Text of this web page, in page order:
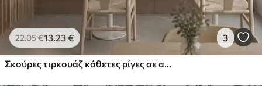
22.05€13.23€ 3
Σκούρες τιρκουάζ κάθετες ρίγες σε ανοιχτόχρωμο φόντο